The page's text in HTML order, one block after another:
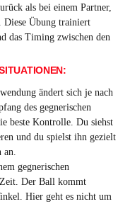
als bei einem Partner,
Diese Übung trainiert
das Timing zwischen den
ändert sich je nach
des gegnerischen
beste Kontrolle. Du siehst
und du spielst ihn gezielt
an.
gegnerischen
Der Ball kommt
Hier geht es nicht um